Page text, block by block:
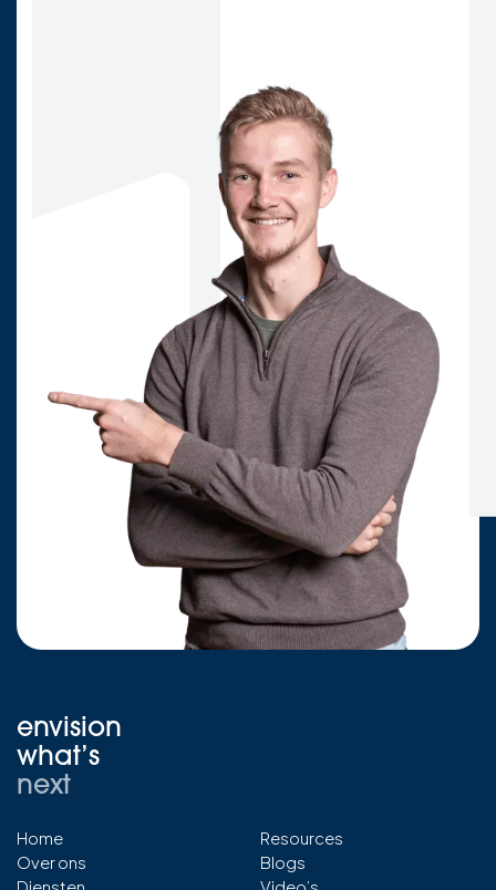
envision
what’s
next
Home
Over ons
Resources
Blogs